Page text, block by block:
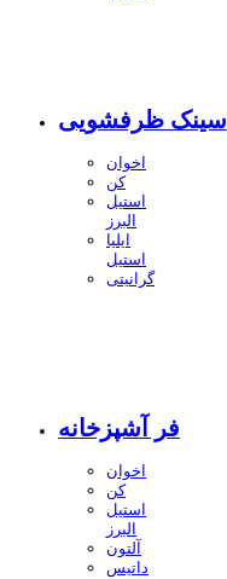
سینک ظرفشویی
اخوان
کن
استیل
البرز
ایلیا
استیل
گرانیتی
فر آشپزخانه
اخوان
کن
استیل
البرز
آلتون
داتیس